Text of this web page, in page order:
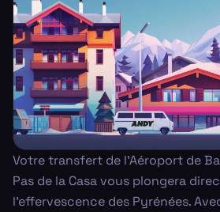
Votre transfert de l'Aéroport de
Pas de la Casa vous plongera
l'effervescence des Pyrénées.